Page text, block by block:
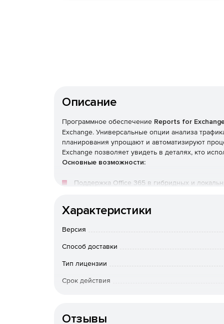
Описание
Программное обеспечение Reports for
Exchange. Универсальные опции анализа
планирования упрощают и автоматизируют
Exchange позволяет увидеть в деталях, кто
Основные возможности:
Поддержка Office 365 в гибридных и
Информация о размере хранилища отчетов.
Легкая установка и настройка стандартной
План развития на основе понимания
Характеристики
Версия
Способ доставки
Тип лицензии
Срок действия
Отзывы